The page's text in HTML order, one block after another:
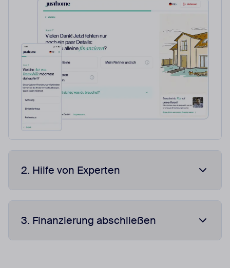
2. Hilfe von Experten
3. Finanzierung abschließen